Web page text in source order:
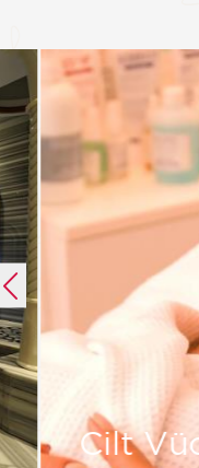
Cilt